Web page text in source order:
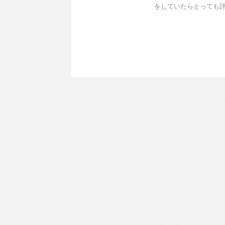
をしていたらとっても